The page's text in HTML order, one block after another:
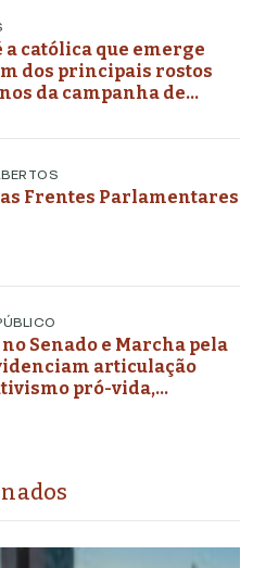
a católica que emerge
dos principais rostos
da campanha de
Frentes Parlamentares
no Senado e Marcha pela
articulação
pró-vida,